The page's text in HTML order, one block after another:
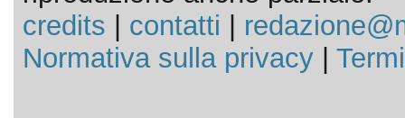
credits
contatti
Normativa sulla privacy|